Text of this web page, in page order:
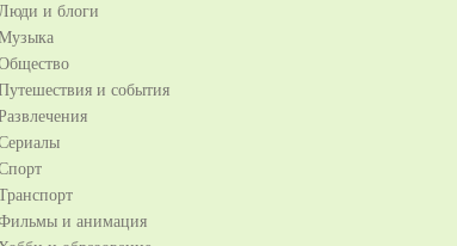
и блоги
и события
и анимация